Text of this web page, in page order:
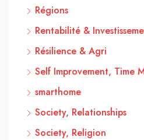
Régions
Rentabilité &
Résilience & Agri
Self Improvement, Time
smarthome
Society, Relationships
Society, Religion